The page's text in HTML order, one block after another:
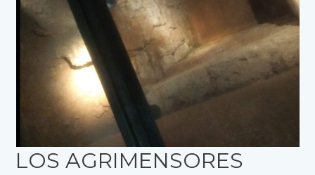
LOS AGRIMENSORES